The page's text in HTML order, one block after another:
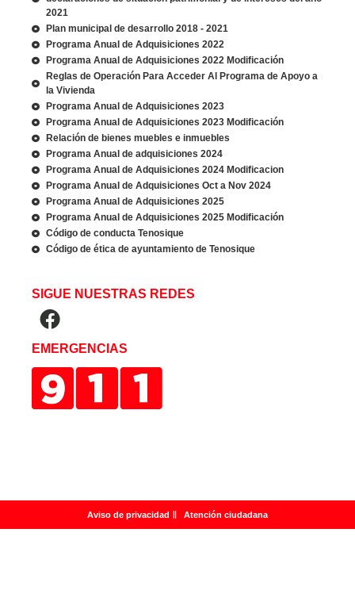
2021
Plan municipal de desarrollo 2018 - 2021
Programa Anual de Adquisiciones 2022
Programa Anual de Adquisiciones 2022 Modificación
Reglas de Operación Para Acceder Al Programa de Apoyo a
la Vivienda
Programa Anual de Adquisiciones 2023
Programa Anual de Adquisiciones 2023 Modificación
Relación de bienes muebles e inmuebles
Programa Anual de adquisiciones 2024
Programa Anual de Adquisiciones 2024 Modificacion
Programa Anual de Adquisiciones Oct a Nov 2024
Programa Anual de Adquisiciones 2025
Programa Anual de Adquisiciones 2025 Modificación
Código de conducta Tenosique
Código de ética de ayuntamiento de Tenosique
SIGUE NUESTRAS REDES
EMERGENCIAS
Aviso de privacidad Atención ciudadana